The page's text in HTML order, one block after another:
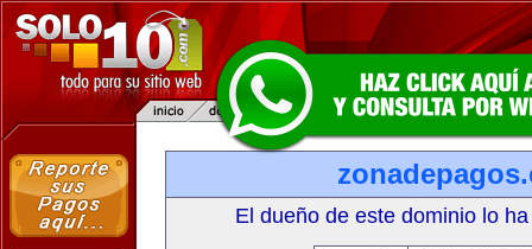
El dueño de este dominio lo